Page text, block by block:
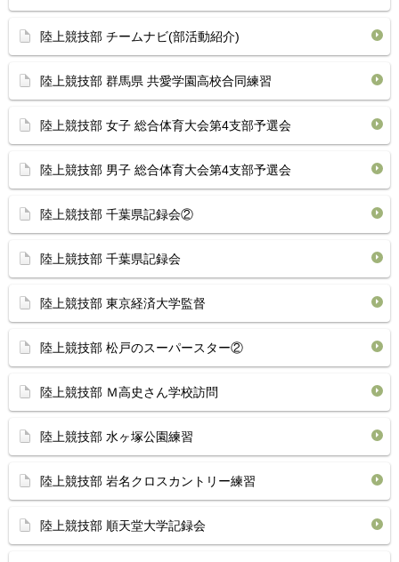
陸上競技部 チームナビ(部活動紹介)
陸上競技部 群馬県 共愛学園高校合同練習
陸上競技部 女子 総合体育大会第4支部予選会
陸上競技部 男子 総合体育大会第4支部予選会
陸上競技部 千葉県記録会②
陸上競技部 千葉県記録会
陸上競技部 東京経済大学監督
陸上競技部 松戸のスーパースター②
陸上競技部 Ｍ高史さん学校訪問
陸上競技部 水ヶ塚公園練習
陸上競技部 岩名クロスカントリー練習
陸上競技部 順天堂大学記録会